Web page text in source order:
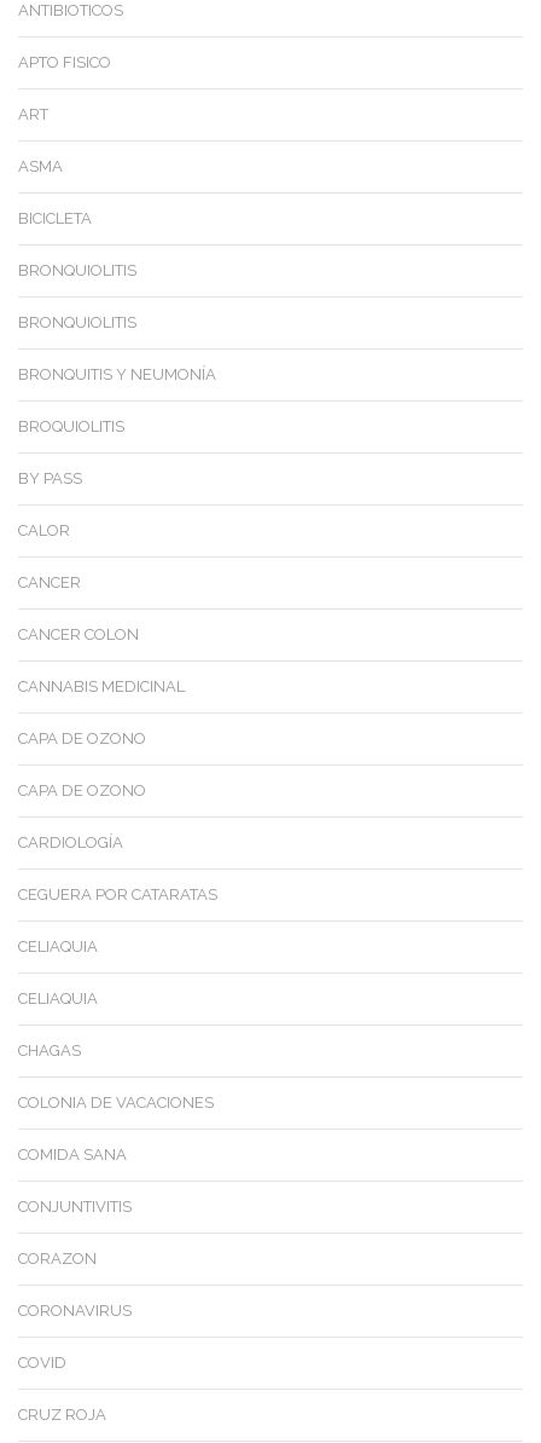
ANTIBIOTICOS
APTO FISICO
ART
ASMA
BICICLETA
BRONQUIOLITIS
BRONQUIOLITIS
BRONQUITIS Y NEUMONÍA
BROQUIOLITIS
BY PASS
CALOR
CANCER
CANCER COLON
CANNABIS MEDICINAL
CAPA DE OZONO
CAPA DE OZONO
CARDIOLOGÍA
CEGUERA POR CATARATAS
CELIAQUIA
CELIAQUIA
CHAGAS
COLONIA DE VACACIONES
COMIDA SANA
CONJUNTIVITIS
CORAZON
CORONAVIRUS
COVID
CRUZ ROJA